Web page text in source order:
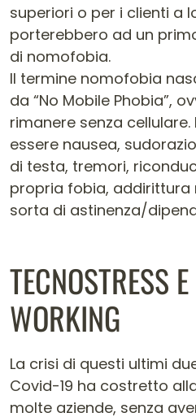
superiori o per i clienti a
porterebbero ad un
di nomofobia.
Il termine nomofobia
da “No Mobile Phobia”,
rimanere senza
essere nausea,
di testa, tremori,
propria fobia, addirittura
sorta di astinenza/
TECNOSTRESS
WORKING
La crisi di questi ultimi
Covid-19 ha costretto
molte aziende, senza